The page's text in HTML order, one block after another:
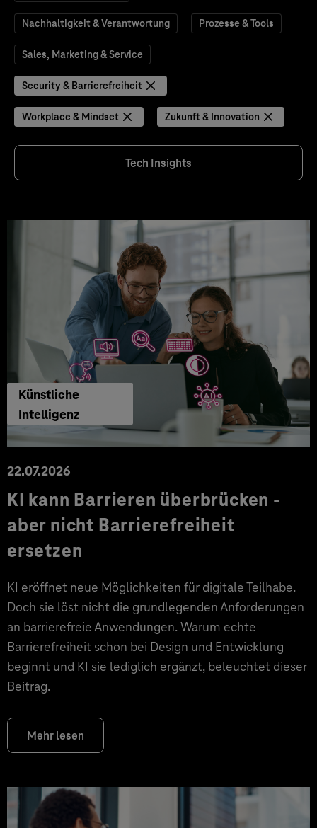
Nachhaltigkeit & Verantwortung Prozesse & Tools
Sales, Marketing & Service
Security & Barrierefreiheit
Workplace & Mindset Zukunft & Innovation
Tech Insights
Künstliche
Intelligenz
22.07.2026
KI kann Barrieren überbrücken -
aber nicht Barrierefreiheit
ersetzen
KI eröffnet neue Möglichkeiten für digitale Teilhabe.
Doch sie löst nicht die grundlegenden Anforderungen
an barrierefreie Anwendungen. Warum echte
Barrierefreiheit schon bei Design und Entwicklung
beginnt und KI sie lediglich ergänzt, beleuchtet dieser
Beitrag.
Mehr lesen